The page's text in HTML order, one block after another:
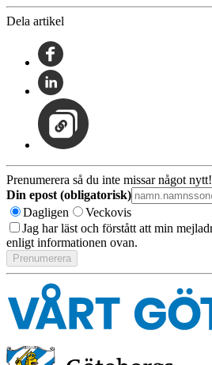
Dela artikel
Prenumerera så du inte missar något nytt!
Din epost (obligatorisk)
Dagligen
Veckovis
Jag har läst och förstått att min
enligt informationen ovan.